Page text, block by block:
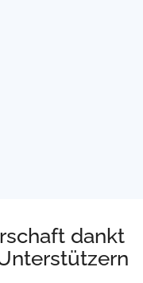
dankt